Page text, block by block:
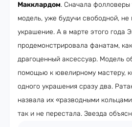
Макклардом. Сначала фолловеры
модель, уже будучи свободной, не
украшение. А в марте этого года
продемонстрировала фанатам,
драгоценный аксессуар. Модель
помощью к ювелирному мастеру,
одного украшения сразу два.
назвала их «разводными
так и не перестала. Звезда